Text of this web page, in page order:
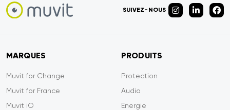
SUIVEZ-NOUS
MARQUES
Muvit for Change
Muvit for France
Muvit iO
PRODUITS
Protection
Audio
Energie